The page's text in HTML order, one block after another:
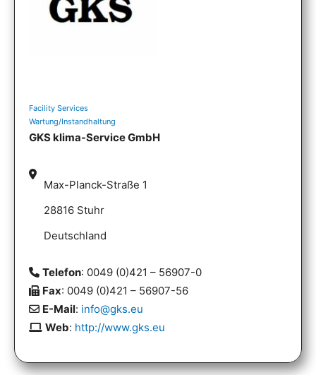
Facility Services
Wartung/Instandhaltung
GKS klima-Service GmbH
Max-Planck-Straße 1
28816 Stuhr
Deutschland
Telefon: 0049 (0)421 – 56907-0
Fax: 0049 (0)421 – 56907-56
E-Mail: info@gks.eu
Web: http://www.gks.eu